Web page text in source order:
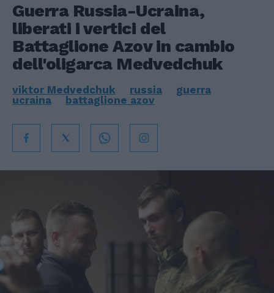
Guerra Russia-Ucraina,
liberati i vertici del
Battaglione Azov in cambio
dell'oligarca Medvedchuk
viktor Medvedchuk russia
guerra
ucraina
battaglione azov